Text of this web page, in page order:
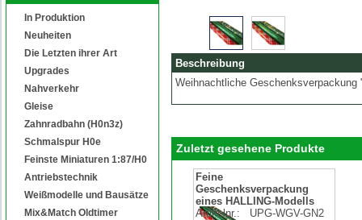
In Produktion
Neuheiten
Die Letzten ihrer Art
Upgrades
Nahverkehr
Gleise
Zahnradbahn (H0n3z)
Schmalspur H0e
Feinste Miniaturen 1:87/H0
Antriebstechnik
Weißmodelle und Bausätze
Mix&Match Oldtimer
Beschreibung
Weihnachtliche
Zuletzt gesehene Produkte
Feine
Geschenksverpackung
eines HALLING-Modells
Artikelnr.:
UPG-WGV-GN2